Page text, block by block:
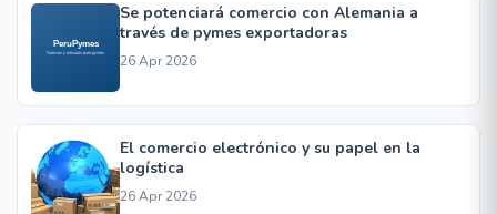
Se potenciará comercio con Alemania a
través de pymes exportadoras
26 Apr 2026
El comercio electrónico y su papel en la
logística
26 Apr 2026